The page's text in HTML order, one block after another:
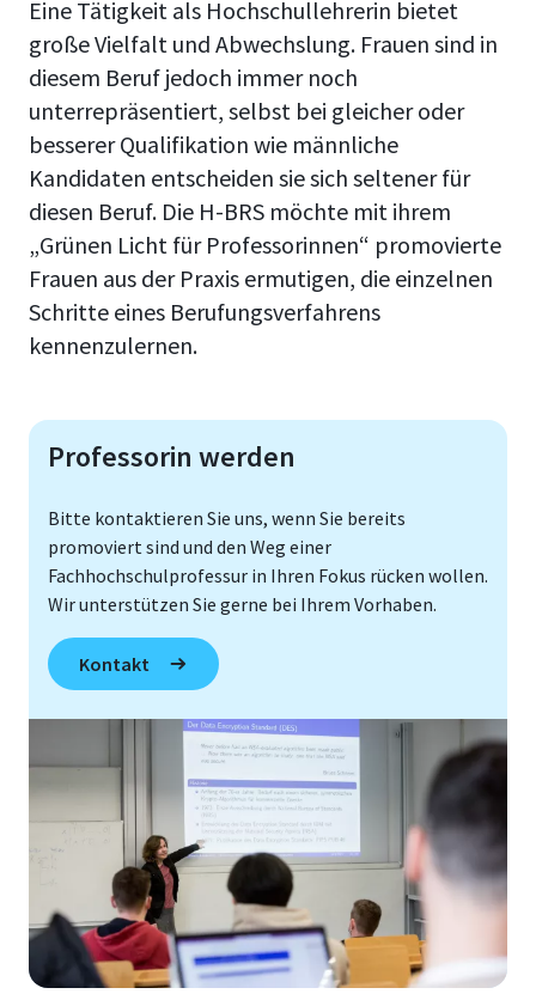
Eine Tätigkeit als Hochschullehrerin bietet
große Vielfalt und Abwechslung. Frauen sind in
diesem Beruf jedoch immer noch
unterrepräsentiert, selbst bei gleicher oder
besserer Qualifikation wie männliche
Kandidaten entscheiden sie sich seltener für
diesen Beruf. Die H-BRS möchte mit ihrem
„Grünen Licht für Professorinnen“ promovierte
Frauen aus der Praxis ermutigen, die einzelnen
Schritte eines Berufungsverfahrens
kennenzulernen.
Professorin werden
Bitte kontaktieren Sie uns, wenn Sie bereits
promoviert sind und den Weg einer
Fachhochschulprofessur in Ihren Fokus rücken wollen.
Wir unterstützen Sie gerne bei Ihrem Vorhaben.
Kontakt